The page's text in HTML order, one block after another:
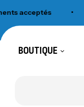
acceptés
BOUTIQUE